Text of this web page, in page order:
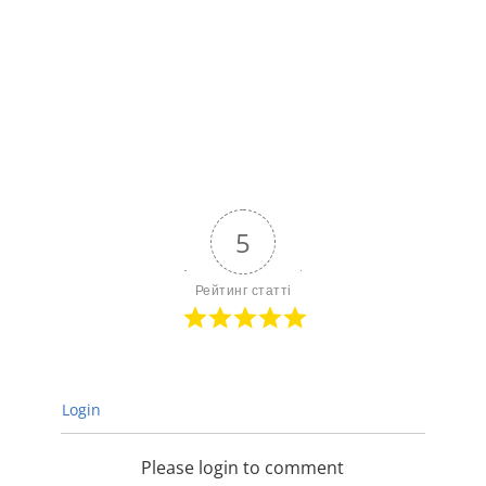
5
Рейтинг статті
Login
Please login to comment